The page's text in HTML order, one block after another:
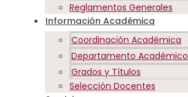
Reglamentos Generales
Información Académica
Coordinación Académica
Departamento Académico
Grados y Títulos
Selección Docentes